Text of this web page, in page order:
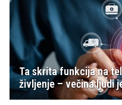
Ta skrita funkcija na
življenje – večina ljudi